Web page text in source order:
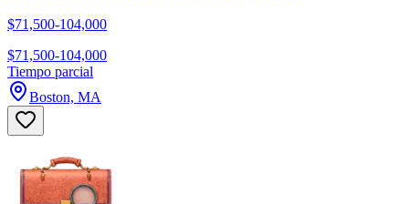
$71,500-104,000
$71,500-104,000
Tiempo parcial
Boston, MA